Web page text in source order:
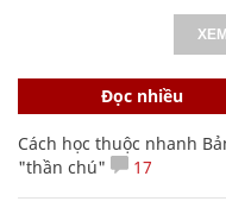
Đọc nhiều
Cách học thuộc nhanh
"thần chú"
17